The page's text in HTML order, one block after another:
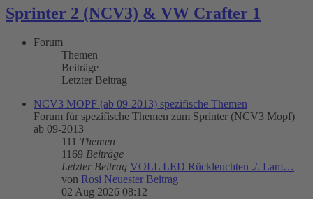
Sprinter 2 (NCV3) & VW Crafter 1
Forum
Themen
Beiträge
Letzter Beitrag
NCV3 MOPF (ab 09-2013) spezifische Themen
Forum für spezifische Themen zum Sprinter (NCV3 Mopf)
ab 09-2013
111 Themen
1169 Beiträge
Letzter Beitrag VOLL LED Rückleuchten ./. Lam…
von Rosi Neuester Beitrag
02 Aug 2026 08:12